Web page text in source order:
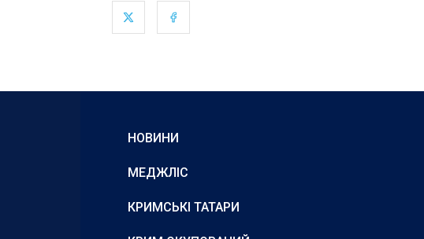
НОВИНИ
МЕДЖЛІС
КРИМСЬКІ ТАТАРИ